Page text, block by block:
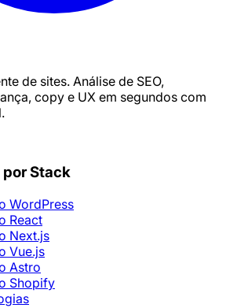
de sites. Análise de SEO,
copy e UX em segundos com
por Stack
WordPress
React
Next.js
Vue.js
Astro
Shopify